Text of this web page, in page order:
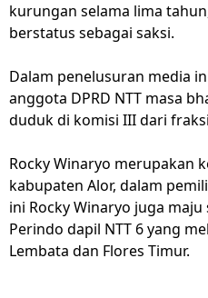
kurungan selama lima
berstatus sebagai saksi.
Dalam penelusuran media
anggota DPRD NTT masa
duduk di komisi III dari
Rocky Winaryo merupakan
kabupaten Alor, dalam
ini Rocky Winaryo juga
Perindo dapil NTT 6 yang
Lembata dan Flores Timur.